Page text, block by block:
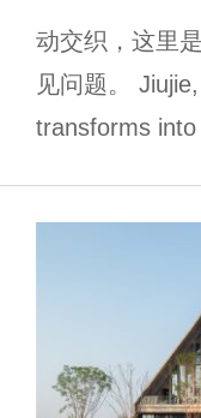
动交织，这里
见问题。
transforms